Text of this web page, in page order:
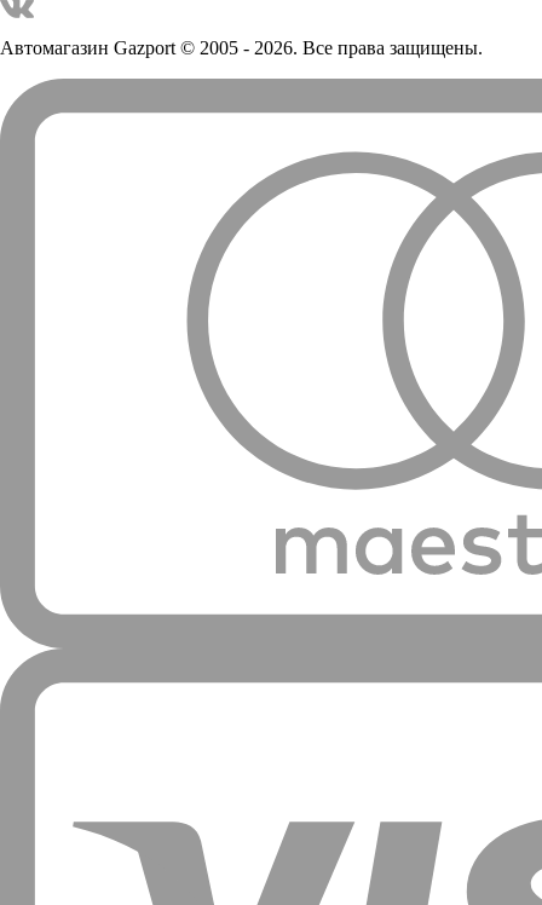
Автомагазин Gazport© 2005 - 2026. Все права защищены.